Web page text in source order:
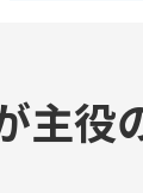
主役